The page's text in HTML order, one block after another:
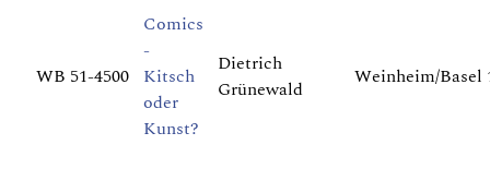
WB 51-4500
Comics
-
Kitsch
oder
Kunst?
Dietrich
Grünewald
Weinheim/Basel